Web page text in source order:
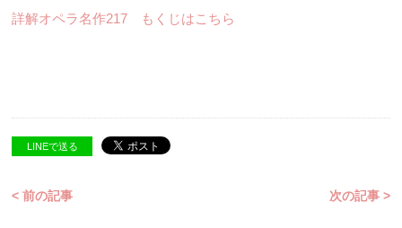
詳解オペラ名作217 もくじはこちら
LINEで送る
< 前の記事 次の記事 >